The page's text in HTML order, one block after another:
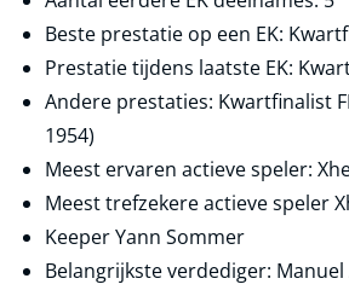
Beste prestatie op een EK:
Prestatie tijdens laatste EK:
Andere prestaties: Kwartfinalist
1954)
Meest ervaren actieve speler:
Meest trefzekere actieve speler
Keeper Yann Sommer
Belangrijkste verdediger: Manuel